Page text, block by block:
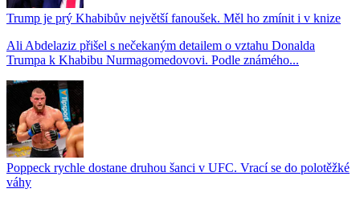
Trump je prý Khabibův největší fanoušek. Měl ho zmínit i v knize
Ali Abdelaziz přišel s nečekaným detailem o vztahu Donalda
Trumpa k Khabibu Nurmagomedovovi. Podle známého...
Poppeck rychle dostane druhou šanci v UFC. Vrací se do polotěžké
váhy